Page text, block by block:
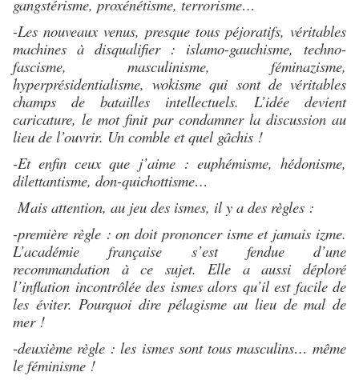
gangstérisme, proxénétisme, terrorisme…
-Les nouveaux venus, presque tous péjoratifs, véritables
machines à disqualifier : islamo-gauchisme, techno-
fascisme, masculinisme, féminazisme,
hyperprésidentialisme, wokisme qui sont de véritables
champs de batailles intellectuels. L’idée devient
caricature, le mot finit par condamner la discussion au
lieu de l’ouvrir. Un comble et quel gâchis !
-Et enfin ceux que j’aime : euphémisme, hédonisme,
dilettantisme, don-quichottisme…
Mais attention, au jeu des ismes, il y a des règles :
-première règle : on doit prononcer isme et jamais izme.
L’académie française s’est fendue d’une
recommandation à ce sujet. Elle a aussi déploré
l’inflation incontrôlée des ismes alors qu’il est facile de
les éviter. Pourquoi dire pélagisme au lieu de mal de
mer !
-deuxième règle : les ismes sont tous masculins… même
le féminisme !